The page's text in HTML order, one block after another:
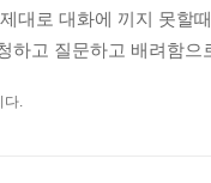
대로 대화에 끼지 못할
하고 질문하고 배려함
다.